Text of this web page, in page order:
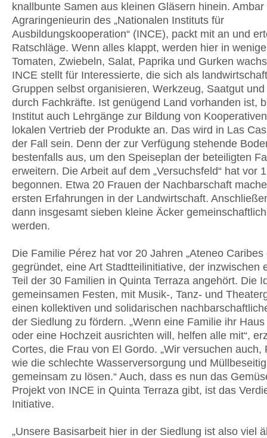
knallbunte Samen aus kleinen Gläsern hinein.
Agraringenieurin des „Nationalen Instituts für
Ausbildungskooperation“ (INCE), packt mit an und
Ratschläge. Wenn alles klappt, werden hier in
Tomaten, Zwiebeln, Salat, Paprika und Gurken
INCE stellt für Interessierte, die sich als
Gruppen selbst organisieren, Werkzeug, Saatgut
durch Fachkräfte. Ist genügend Land vorhanden ist,
Institut auch Lehrgänge zur Bildung von
lokalen Vertrieb der Produkte an. Das wird in Las
der Fall sein. Denn der zur Verfügung stehende
bestenfalls aus, um den Speiseplan der beteiligten
erweitern. Die Arbeit auf dem „Versuchsfeld“ hat vor
begonnen. Etwa 20 Frauen der Nachbarschaft
ersten Erfahrungen in der Landwirtschaft.
dann insgesamt sieben kleine Äcker
werden.
Die Familie Pérez hat vor 20 Jahren „Ateneo Caribes
gegründet, eine Art Stadtteilinitiative, der inzwischen
Teil der 30 Familien in Quinta Terraza angehört. Die
gemeinsamen Festen, mit Musik-, Tanz- und
einen kollektiven und solidarischen
der Siedlung zu fördern. „Wenn eine Familie ihr
oder eine Hochzeit ausrichten will, helfen alle mit“,
Cortes, die Frau von El Gordo. „Wir versuchen auch,
wie die schlechte Wasserversorgung und
gemeinsam zu lösen.“ Auch, dass es nun das
Projekt von INCE in Quinta Terraza gibt, ist das
Initiative.
„Unsere Basisarbeit hier in der Siedlung ist also viel